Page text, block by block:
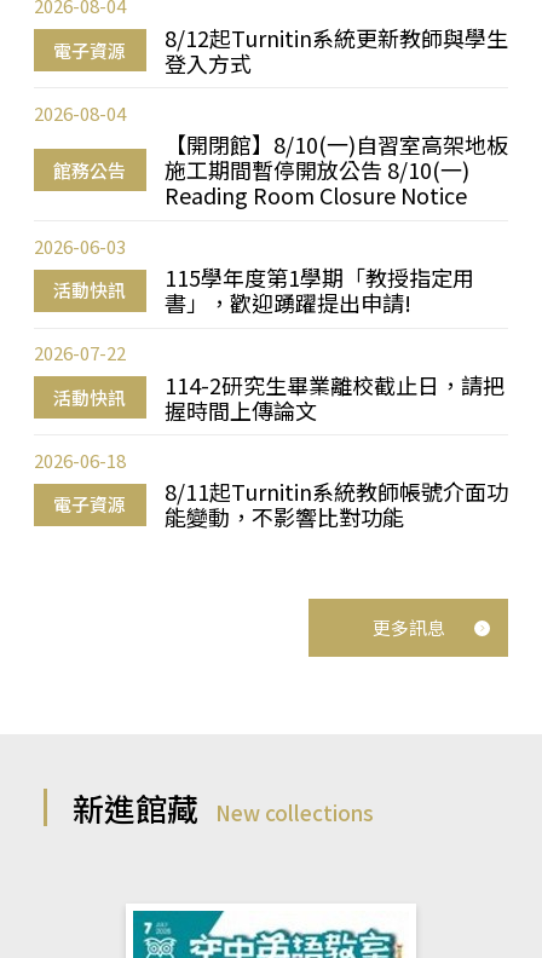
電子資源
8/12起Turnitin系統更新教師與學生
登入方式
2026-08-04
館務公告
【開閉館】8/10(一)自習室高架地板
施工期間暫停開放公告 8/10(一)
Reading Room Closure Notice
2026-08-04
活動快訊
115學年度第1學期「教授指定用
書」，歡迎踴躍提出申請!
2026-06-03
活動快訊
114-2研究生畢業離校截止日，請把
握時間上傳論文
2026-07-22
電子資源
8/11起Turnitin系統教師帳號介面功
能變動，不影響比對功能
2026-06-18
更多訊息
新進館藏 New collections